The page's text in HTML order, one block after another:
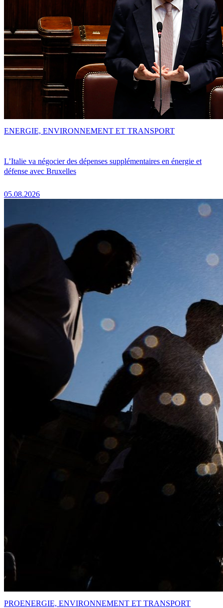
L’Italie va négocier des dépenses supplémentaires en énergie et
défense avec Bruxelles
05.08.2026
ENERGIE, ENVIRONNEMENT ET TRANSPORT
PROENERGIE, ENVIRONNEMENT ET TRANSPORT